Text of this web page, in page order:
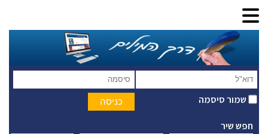
שמור סיסמה
חפש שיר